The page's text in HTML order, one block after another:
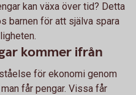
kan växa över tid? Detta
barnen för att själva spara
kommer ifrån
för ekonomi genom
får pengar. Vissa får